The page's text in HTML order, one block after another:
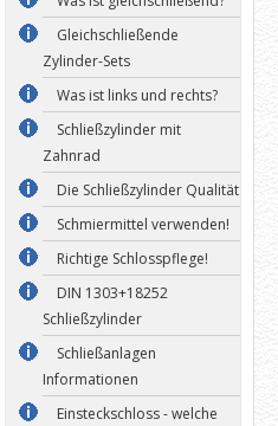
Gleichschließende
Zylinder-Sets
Was ist links und rechts?
Schließzylinder mit
Zahnrad
Die Schließzylinder Qualität
Schmiermittel verwenden!
Richtige Schlosspflege!
DIN 1303+18252
Schließzylinder
Schließanlagen
Informationen
Einsteckschloss - welche